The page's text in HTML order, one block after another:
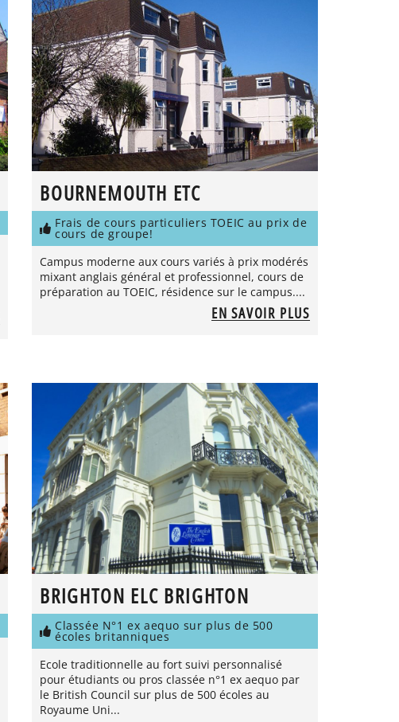
BOURNEMOUTH ETC
Frais de cours particuliers TOEIC au prix de
cours de groupe!
Campus moderne aux cours variés à prix modérés
mixant anglais général et professionnel, cours de
préparation au TOEIC, résidence sur le campus....
EN SAVOIR PLUS
BRIGHTON ELC BRIGHTON
Classée N°1 ex aequo sur plus de 500
écoles britanniques
Ecole traditionnelle au fort suivi personnalisé
pour étudiants ou pros classée n°1 ex aequo par
le British Council sur plus de 500 écoles au
Royaume Uni...